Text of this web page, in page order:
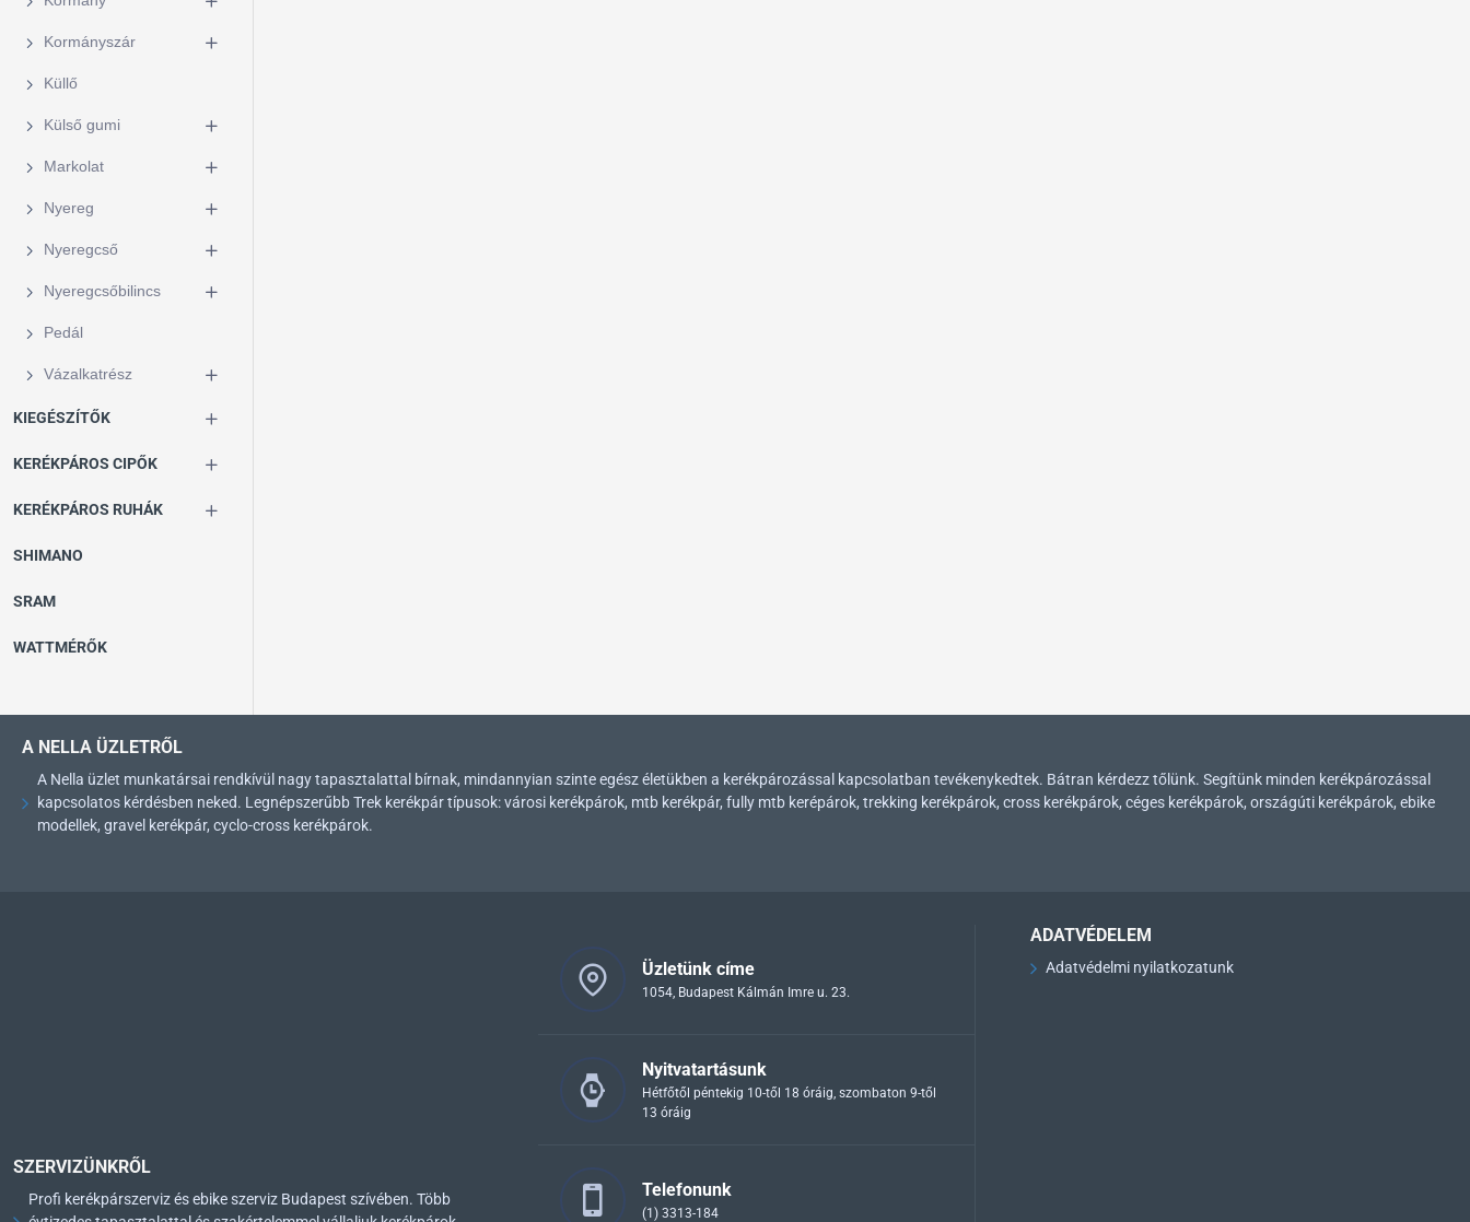
Kormányszár
Küllő
Külső gumi
Markolat
Nyereg
Nyeregcső
Nyeregcsőbilincs
Pedál
Vázalkatrész
KIEGÉSZÍTŐK
KERÉKPÁROS CIPŐK
KERÉKPÁROS RUHÁK
SHIMANO
SRAM
WATTMÉRŐK
A NELLA ÜZLETRŐL
A Nella üzlet munkatársai rendkívül nagy tapasztalattal bírnak, mindannyian szinte egész életükben a kerékpározással kapcsolatban tevékenykedtek. Bátran kérdezz tőlünk. Segítünk minden kerékpározással
kapcsolatos kérdésben neked. Legnépszerűbb Trek kerékpár típusok: városi kerékpárok, mtb kerékpár, fully mtb kerépárok, trekking kerékpárok, cross kerékpárok, céges kerékpárok, országúti kerékpárok, ebike
modellek, gravel kerékpár, cyclo-cross kerékpárok.
SZERVIZÜNKRŐL
Profi kerékpárszerviz és ebike szerviz Budapest szívében. Több
Üzletünk címe
1054, Budapest Kálmán Imre u. 23.
Nyitvatartásunk
Hétfőtől péntekig 10-től 18 óráig, szombaton 9-től
13 óráig
Telefonunk
(1) 3313-184
ADATVÉDELEM
Adatvédelmi nyilatkozatunk